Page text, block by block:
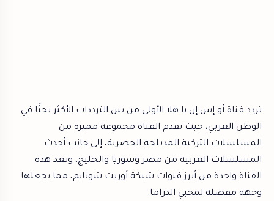
تردد قناة أو إس إن يا هلا الأولى من بين الترددات الأكثر بحثًا في
الوطن العربي، حيث تقدم القناة مجموعة مميزة من
المسلسلات التركية المدبلجة الحصرية، إلى جانب أحدث
المسلسلات العربية من مصر وسوريا والخليج، وتعد هذه
القناة واحدة من أبرز قنوات شبكة أوربت شوتايم، مما يجعلها
وجهة مفضلة لمحبي الدراما.